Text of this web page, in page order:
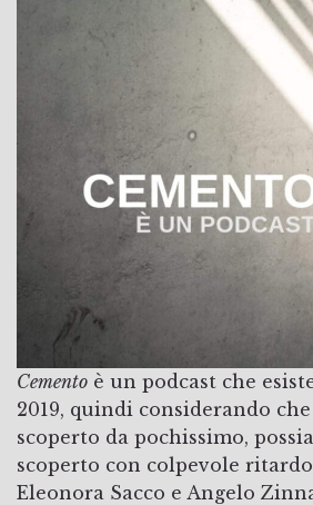
Cemento è un podcast che
2019, quindi considerando
scoperto da pochissimo,
scoperto con colpevole
Eleonora Sacco e Angelo